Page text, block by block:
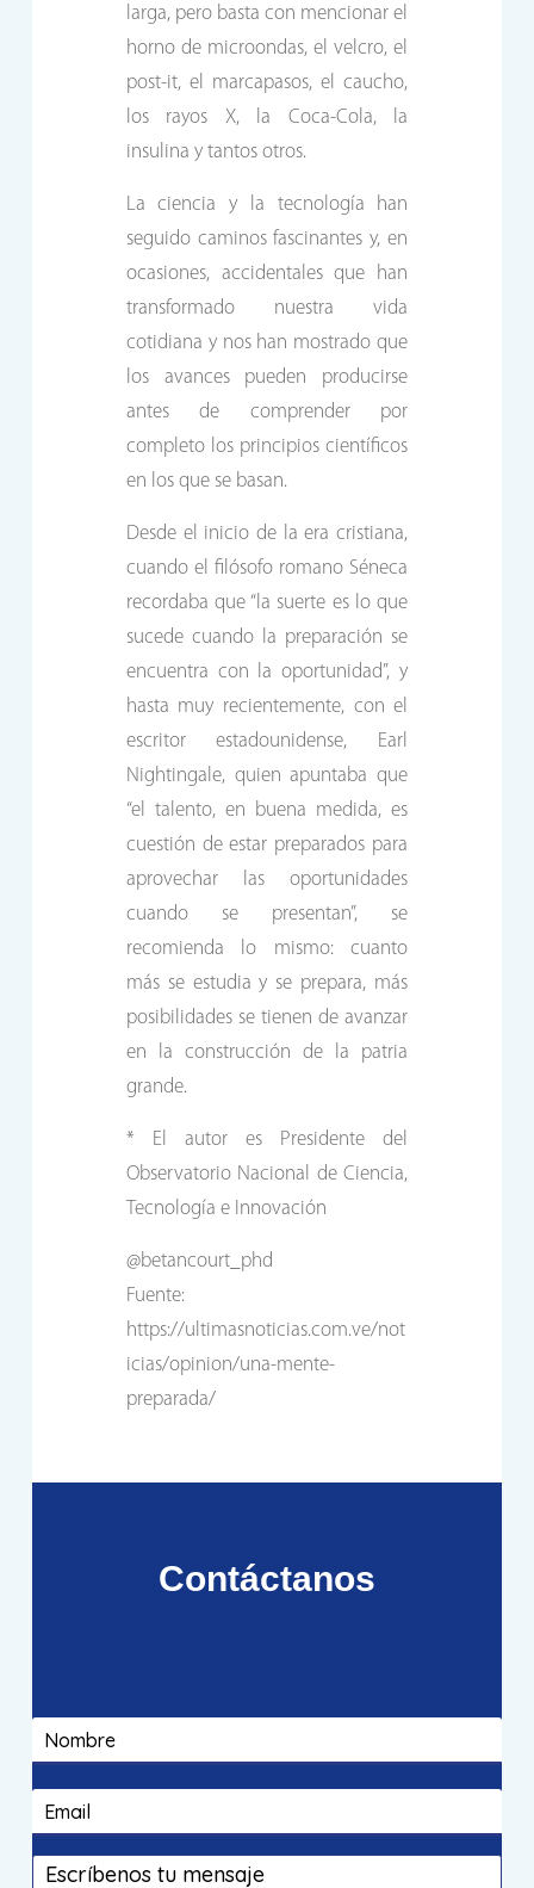
larga, pero basta con mencionar el
horno de microondas, el velcro, el
post-it, el marcapasos, el caucho,
los rayos X, la Coca-Cola, la
insulina y tantos otros.
La ciencia y la tecnología han
seguido caminos fascinantes y, en
ocasiones, accidentales que han
transformado nuestra vida
cotidiana y nos han mostrado que
los avances pueden producirse
antes de comprender por
completo los principios científicos
en los que se basan.
Desde el inicio de la era cristiana,
cuando el filósofo romano Séneca
recordaba que “la suerte es lo que
sucede cuando la preparación se
encuentra con la oportunidad”, y
hasta muy recientemente, con el
escritor estadounidense, Earl
Nightingale, quien apuntaba que
“el talento, en buena medida, es
cuestión de estar preparados para
aprovechar las oportunidades
cuando se presentan”, se
recomienda lo mismo: cuanto
más se estudia y se prepara, más
posibilidades se tienen de avanzar
en la construcción de la patria
grande.
* El autor es Presidente del
Observatorio Nacional de Ciencia,
Tecnología e Innovación
@betancourt_phd
Fuente:
https://ultimasnoticias.com.ve/not
icias/opinion/una-mente-
preparada/
Contáctanos